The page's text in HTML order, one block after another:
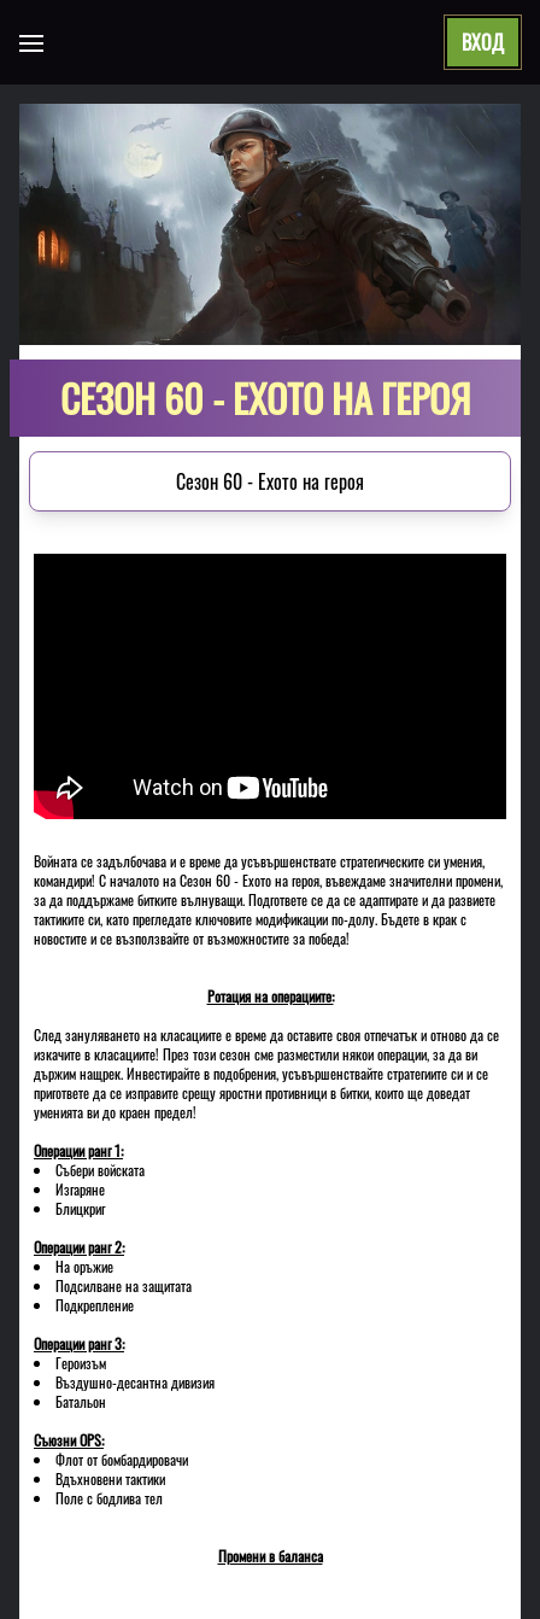
Open main menu ВХОД
СЕЗОН 60 - ЕХОТО НА ГЕРОЯ
Сезон 60 - Ехото на героя
Войната се задълбочава и е време да усъвършенствате стратегическите си умения,
командири! С началото на Сезон 60 - Ехото на героя, въвеждаме значителни промени,
за да поддържаме битките вълнуващи. Подгответе се да се адаптирате и да развиете
тактиките си, като прегледате ключовите модификации по-долу. Бъдете в крак с
новостите и се възползвайте от възможностите за победа!
Ротация на операциите:
След зануляването на класациите е време да оставите своя отпечатък и отново да се
изкачите в класациите! През този сезон сме разместили някои операции, за да ви
държим нащрек. Инвестирайте в подобрения, усъвършенствайте стратегиите си и се
пригответе да се изправите срещу яростни противници в битки, които ще доведат
уменията ви до краен предел!
Операции ранг 1:
Събери войската
Изгаряне
Блицкриг
Операции ранг 2:
На оръжие
Подсилване на защитата
Подкрепление
Операции ранг 3:
Героизъм
Въздушно-десантна дивизия
Батальон
Съюзни OPS:
Флот от бомбардировачи
Вдъхновени тактики
Поле с бодлива тел
Промени в баланса